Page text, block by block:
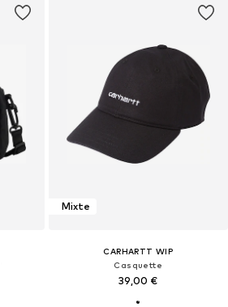
Mixte
CARHARTT WIP
Casquette
39,00 €